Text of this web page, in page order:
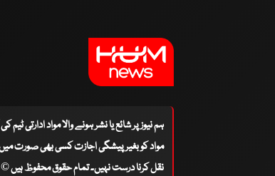
ہم نیوز پر شائع یا نشر ہونے والا مواد ادارتی
مواد کو بغیر پیشگی اجازت کسی بھی صورت
نقل کرنا درست نہیں۔ تمام حقوق محفوظ ہیں © 2026